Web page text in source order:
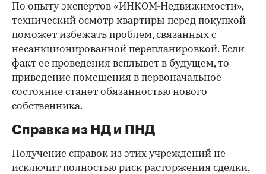
По опыту экспертов «ИНКОМ-Недвижимости»,
технический осмотр квартиры перед покупкой
поможет избежать проблем, связанных с
несанкционированной перепланировкой. Если
факт ее проведения всплывет в будущем, то
приведение помещения в первоначальное
состояние станет обязанностью нового
собственника.
Справка из НД и ПНД
Получение справок из этих учреждений не
исключит полностью риск расторжения сделки,